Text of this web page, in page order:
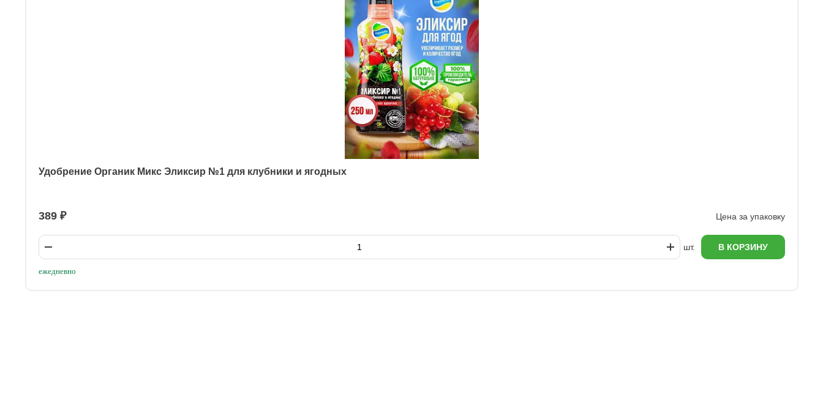
Удобрение Органик Микс Эликсир №1 для клубники и ягодных
389 ₽ Цена за упаковку
шт. В КОРЗИНУ
ежедневно